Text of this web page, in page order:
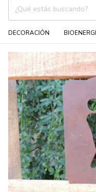
DECORACIÓN